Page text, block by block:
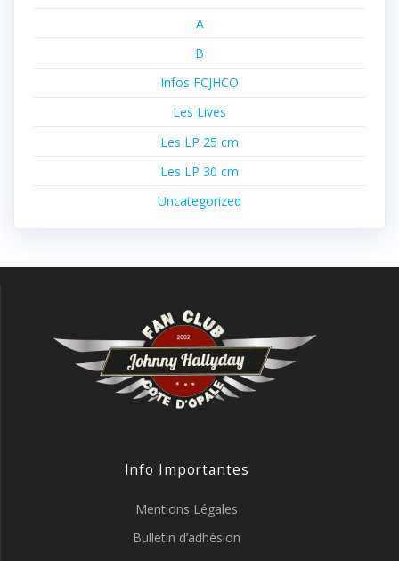
A
B
Infos FCJHCO
Les Lives
Les LP 25 cm
Les LP 30 cm
Uncategorized
Info Importantes
Mentions Légales
Bulletin d’adhésion